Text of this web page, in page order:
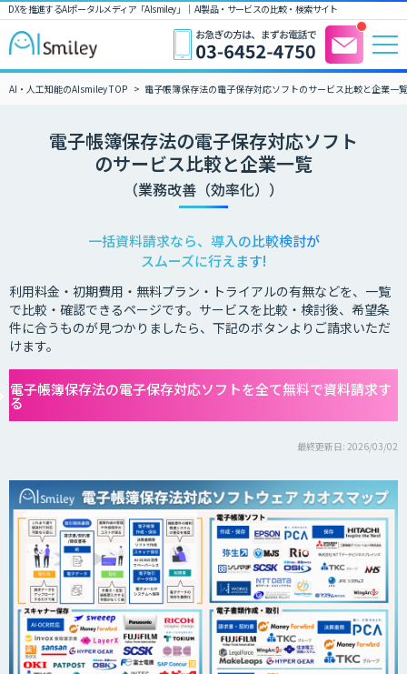
DXを推進するAIポータルメディア「AIsmiley」｜ AI製品・サービスの比較・検索サイト
AI・人工知能のAIsmiley TOP 電子帳簿保存法の電子保存対応ソフトのサービス比較と企業一
電子帳簿保存法の電子保存対応ソフト
のサービス比較と企業一覧
（業務改善（効率化））
一括資料請求なら、導入の比較検討が
スムーズに行えます!
利用料金・初期費用・無料プラン・トライアルの有無などを、一覧
で比較・確認できるページです。サービスを比較・検討後、希望条
件に合うものが見つかりましたら、下記のボタンよりご請求いただ
けます。
電子帳簿保存法の電子保存対応ソフトを全て無料で資料請求す
る
最終更新日: 2026/03/02